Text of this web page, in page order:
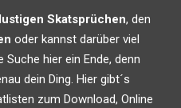
lustigen Skatsprüchen, den
oder kannst darüber viel
Suche hier ein Ende, denn
dein Ding. Hier gibt´s
zum Download, Online